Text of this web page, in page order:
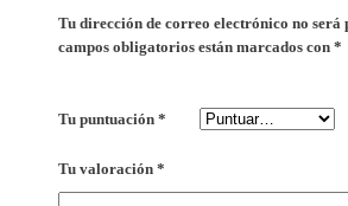
Tu dirección de correo electrónico no será
campos obligatorios están marcados con *
Tu puntuación *
Tu valoración *